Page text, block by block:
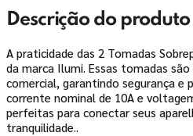
Descrição do produto
A praticidade das 2 Tomadas
da marca Ilumi. Essas tomadas
comercial, garantindo segurança e
corrente nominal de 10A e
perfeitas para conectar seus
tranquilidade..